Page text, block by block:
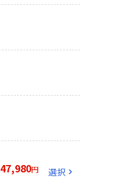
47,980円 選択 chevron_right